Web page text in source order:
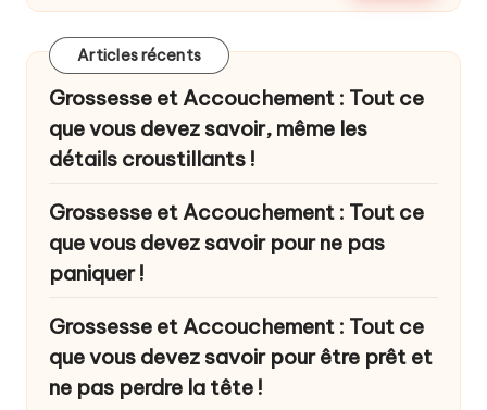
Articles récents
Grossesse et Accouchement : Tout ce
que vous devez savoir, même les
détails croustillants !
Grossesse et Accouchement : Tout ce
que vous devez savoir pour ne pas
paniquer !
Grossesse et Accouchement : Tout ce
que vous devez savoir pour être prêt et
ne pas perdre la tête !